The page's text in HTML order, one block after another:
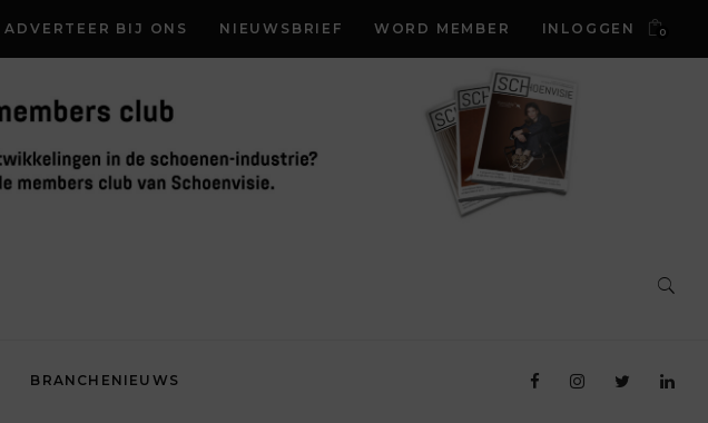
ADVERTEER BIJ ONS NIEUWSBRIEF WORD MEMBER INLOGGEN 0
BRANCHENIEUWS